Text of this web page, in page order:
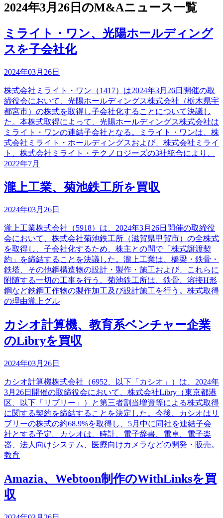
2024年3月26日のM&Aニュース一覧
ミライト・ワン、光陽ホールディング
スを子会社化
2024年03月26日
株式会社ミライト・ワン（1417）は2024年3月26日開催の取
締役会において、光陽ホールディングス株式会社（栃木県宇
都宮市）の株式を取得し子会社化することについて決議し
た。本株式取得によって、光陽ホールディングス株式会社は
ミライト・ワンの連結子会社となる。ミライト・ワンは、株
式会社ミライト・ホールディングスおよび、株式会社ミライ
ト、株式会社ミライト・テクノロジーズの3社統合により、
2022年7月
瀧上工業、菊池鉄工所を買収
2024年03月26日
瀧上工業株式会社（5918）は、2024年3月26日開催の取締役
会において、株式会社菊池鉄工所（滋賀県甲賀市）の全株式
を取得し、子会社化するため、株主との間で「株式譲渡契
約」を締結することを決議した。瀧上工業は、橋梁・鉄骨・
鉄塔、その他鋼構造物の設計・製作・施工および、これらに
附随する一切の工事を行う。菊池鉄工所は、鉄骨、溶接H形
鋼など鉄鋼工作物の製作加工及び設計施工を行う。株式取得
の理由瀧上グル
カシオ計算機、教育系ベンチャー企業
のLibryを買収
2024年03月26日
カシオ計算機株式会社（6952、以下「カシオ」）は、2024年
3月26日開催の取締役会において、株式会社Libry（東京都港
区、以下「リブリー」）と第三者割当増資等による株式取得
に関する契約を締結することを決定した。今後、カシオはリ
ブリーの株式の約68.9%を取得し、5月中に同社を連結子会
社とする予定。カシオは、時計、電子辞書、電卓、電子楽
器、法人向けシステム、医療向けカメラなどの開発・販売。
教育
Amazia、Webtoon制作のWithLinksを買
収